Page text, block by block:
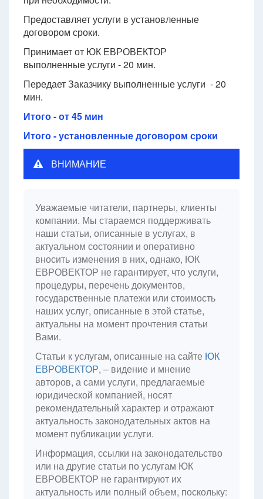
Предоставляет услуги в установленные
договором сроки.
Принимает от ЮК ЕВРОВЕКТОР
выполненные услуги - 20 мин.
Передает Заказчику выполненные услуги - 20
мин.
Итого - от 45 мин
Итого - установленные договором сроки
ВНИМАНИЕ
Уважаемые читатели, партнеры, клиенты
компании. Мы стараемся поддерживать
наши статьи, описанные в услугах, в
актуальном состоянии и оперативно
вносить изменения в них, однако, ЮК
ЕВРОВЕКТОР не гарантирует, что услуги,
процедуры, перечень документов,
государственные платежи или стоимость
наших услуг, описанные в этой статье,
актуальны на момент прочтения статьи
Вами.
Статьи к услугам, описанные на сайте ЮК
ЕВРОВЕКТОР, – видение и мнение
авторов, а сами услуги, предлагаемые
юридической компанией, носят
рекомендательный характер и отражают
актуальность законодательных актов на
момент публикации услуги.
Информация, ссылки на законодательство
или на другие статьи по услугам ЮК
ЕВРОВЕКТОР не гарантируют их
актуальность или полный объем, поскольку: